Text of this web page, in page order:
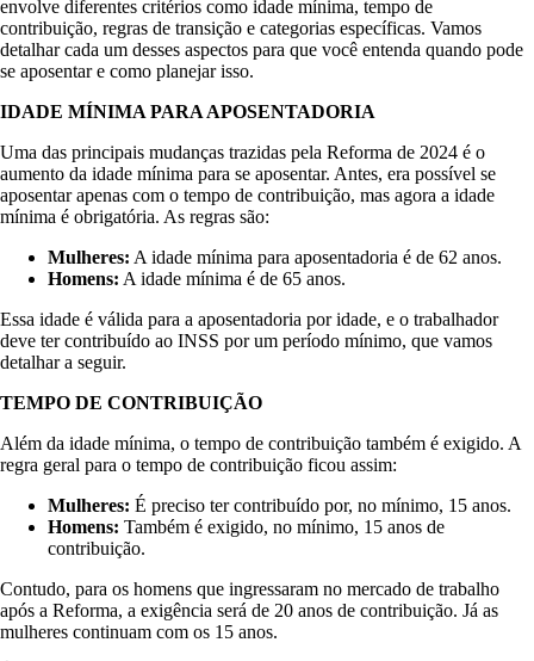
envolve diferentes critérios como idade mínima, tempo de
contribuição, regras de transição e categorias específicas. Vamos
detalhar cada um desses aspectos para que você entenda quando pode
se aposentar e como planejar isso.
IDADE MÍNIMA PARA APOSENTADORIA
Uma das principais mudanças trazidas pela Reforma de 2024 é o
aumento da idade mínima para se aposentar. Antes, era possível se
aposentar apenas com o tempo de contribuição, mas agora a idade
mínima é obrigatória. As regras são:
Mulheres: A idade mínima para aposentadoria é de 62 anos.
Homens: A idade mínima é de 65 anos.
Essa idade é válida para a aposentadoria por idade, e o trabalhador
deve ter contribuído ao INSS por um período mínimo, que vamos
detalhar a seguir.
TEMPO DE CONTRIBUIÇÃO
Além da idade mínima, o tempo de contribuição também é exigido. A
regra geral para o tempo de contribuição ficou assim:
Mulheres: É preciso ter contribuído por, no mínimo, 15 anos.
Homens: Também é exigido, no mínimo, 15 anos de
contribuição.
Contudo, para os homens que ingressaram no mercado de trabalho
após a Reforma, a exigência será de 20 anos de contribuição. Já as
mulheres continuam com os 15 anos.